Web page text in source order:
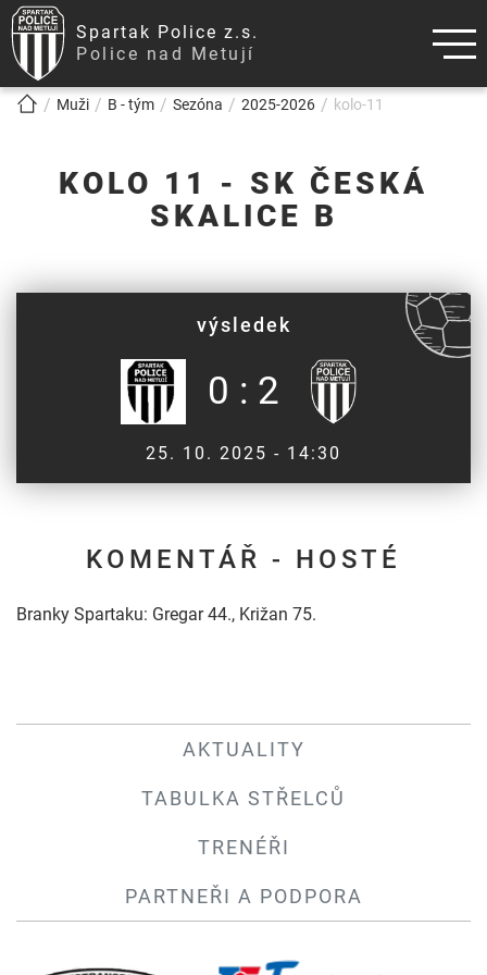
Spartak Police z.s.
Police nad Metují
!!!BREADCRUMB!!!
Muži B - tým Sezóna 2025-2026 kolo-11
KOLO 11 - SK ČESKÁ
SKALICE B
výsledek
0 : 2
25. 10. 2025 - 14:30
KOMENTÁŘ - HOSTÉ
Branky Spartaku: Gregar 44., Križan 75.
AKTUALITY
TABULKA STŘELCŮ
TRENÉŘI
PARTNEŘI A PODPORA